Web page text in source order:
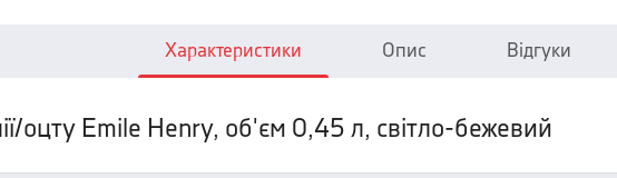
Характеристики Опис Відгуки
оцту Emile Henry, об'єм 0,45 л, світло-бежевий